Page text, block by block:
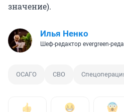
значение).
Илья Ненко
Шеф-редактор evergreen-
ОСАГО СВО